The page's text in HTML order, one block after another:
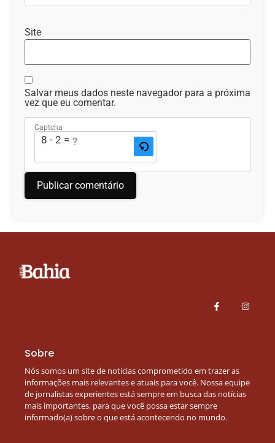
Site
Salvar meus dados neste navegador para a próxima
vez que eu comentar.
Captcha
8 - 2 = ?
Sobre
Nós somos um site de notícias comprometido em trazer as
informações mais relevantes e atuais para você. Nossa equipe
de jornalistas experientes está sempre em busca das notícias
mais importantes, para que você possa estar sempre
informado(a) sobre o que está acontecendo no mundo.